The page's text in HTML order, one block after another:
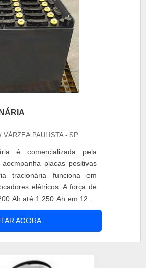
/ VÁRZEA PAULISTA - SP
é comercializada pela
placas positivas
tracionária funciona em
elétricos. A força de
Ah até 1.250 Ah em 12 V,
e 80 V. A Equaliza Baterias
com placas positivas
sua bateria usada na troca
AGORA